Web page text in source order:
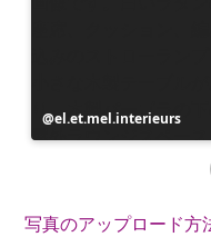
投
稿
el.et.mel.interieurs
写真のアップロード方